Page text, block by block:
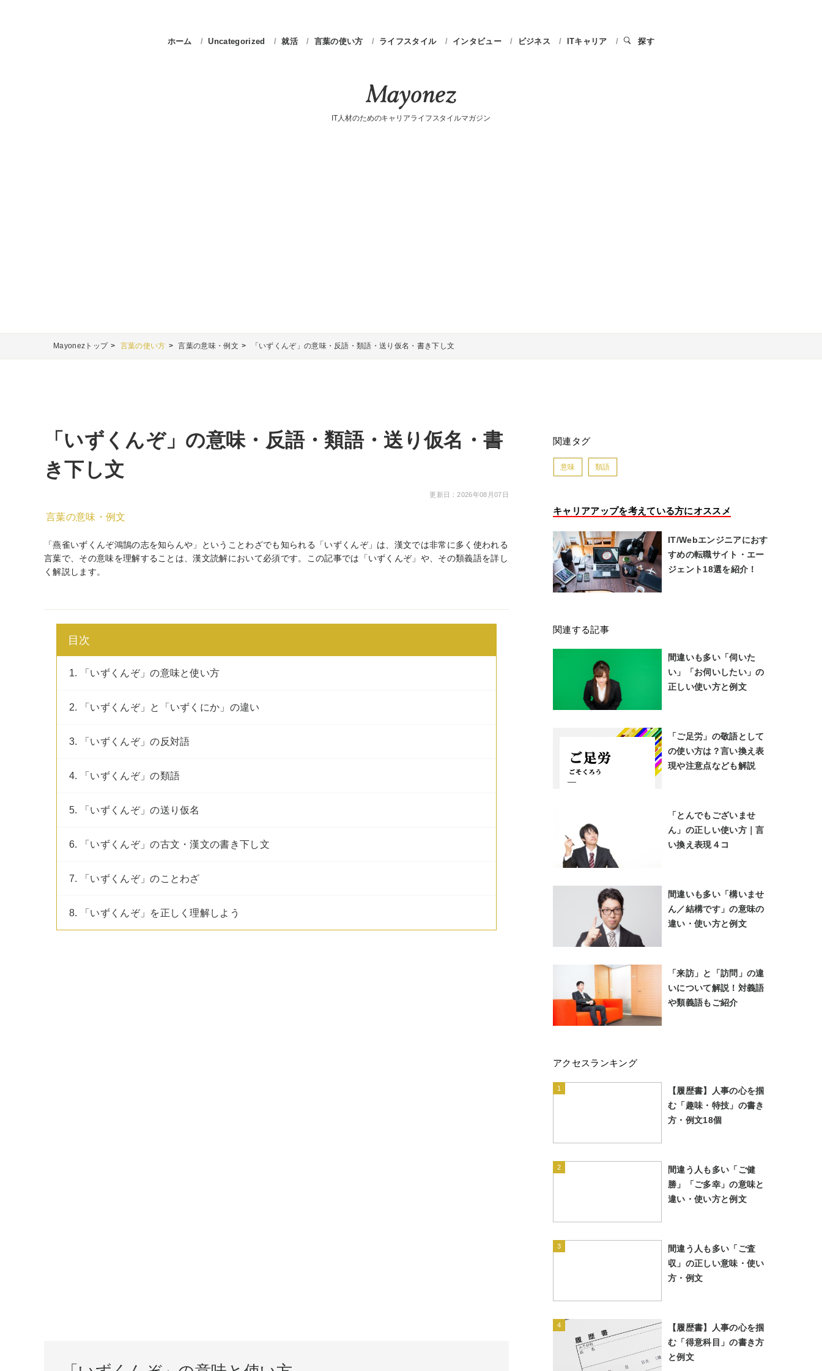
ホーム Uncategorized 就活 言葉の使い方 ライフスタイル インタビュー ビジネス ITキャリア 探す
IT人材のためのキャリアライフスタイルマガジン
Mayonezトップ 言葉の使い方 言葉の意味・例文 「いずくんぞ」の意味・反語・類語・送り仮名・書き下し文
「いずくんぞ」の意味・反語・類語・送り仮名・書
き下し文
更新日：2026年08月07日
言葉の意味・例文
「燕雀いずくんぞ鴻鵠の志を知らんや」ということわざでも知られる「いずくんぞ」は、漢文では非常に多く使われる
言葉で、その意味を理解することは、漢文読解において必須です。この記事では「いずくんぞ」や、その類義語を詳し
く解説します。
目次
1. 「いずくんぞ」の意味と使い方
2. 「いずくんぞ」と「いずくにか」の違い
3. 「いずくんぞ」の反対語
4. 「いずくんぞ」の類語
5. 「いずくんぞ」の送り仮名
6. 「いずくんぞ」の古文・漢文の書き下し文
7. 「いずくんぞ」のことわざ
8. 「いずくんぞ」を正しく理解しよう
関連タグ
意味 類語
キャリアアップを考えている方にオススメ
IT/Webエンジニアにおす
すめの転職サイト・エー
ジェント18選を紹介！
関連する記事
間違いも多い「伺いた
い」「お伺いしたい」の
正しい使い方と例文
「ご足労」の敬語として
の使い方は？言い換え表
現や注意点なども解説
「とんでもございませ
ん」の正しい使い方｜言
い換え表現４コ
間違いも多い「構いませ
ん／結構です」の意味の
違い・使い方と例文
「来訪」と「訪問」の違
いについて解説！対義語
や類義語もご紹介
アクセスランキング
1
【履歴書】人事の心を掴
む「趣味・特技」の書き
方・例文18個
2
間違う人も多い「ご健
勝」「ご多幸」の意味と
違い・使い方と例文
3
間違う人も多い「ご査
収」の正しい意味・使い
方・例文
4
【履歴書】人事の心を掴
む「得意科目」の書き方
と例文